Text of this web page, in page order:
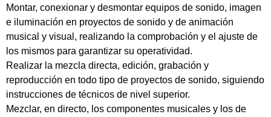
Montar, conexionar y desmontar equipos de sonido, imagen
e iluminación en proyectos de sonido y de animación
musical y visual, realizando la comprobación y el ajuste de
los mismos para garantizar su operatividad.
Realizar la mezcla directa, edición, grabación y
reproducción en todo tipo de proyectos de sonido, siguiendo
instrucciones de técnicos de nivel superior.
Mezclar, en directo, los componentes musicales y los de